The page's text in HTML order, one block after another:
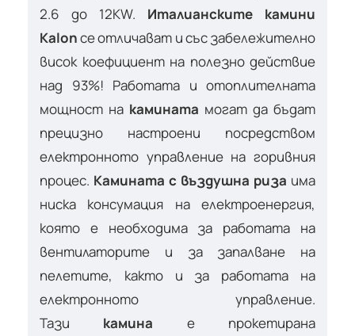
2.6 до 12KW. Италианските камини
Kalonсе отличават и със забележително
висок коефициент на полезно действие
над 93%! Работата и отоплителната
мощност на камината могат да бъдат
прецизно настроени посредством
електронното управление на горивния
процес. Камината с въздушна риза има
ниска консумация на електроенергия,
която е необходима за работата на
вентилаторите и за запалване на
пелетите, както и за работата на
електронното управление.
Тази камина е прокетирана